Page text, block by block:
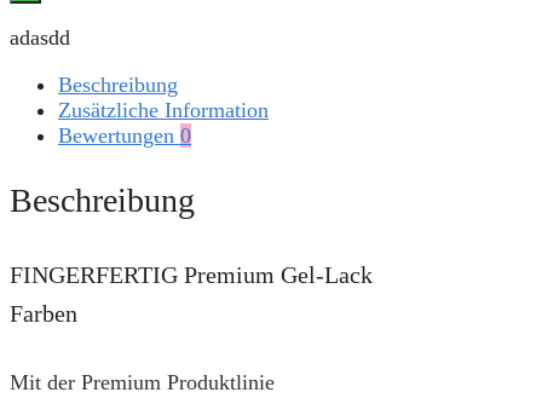
adasdd
Beschreibung
Zusätzliche Information
Bewertungen 0
Beschreibung
FINGERFERTIG Premium Gel-Lack
Farben
Mit der Premium Produktlinie